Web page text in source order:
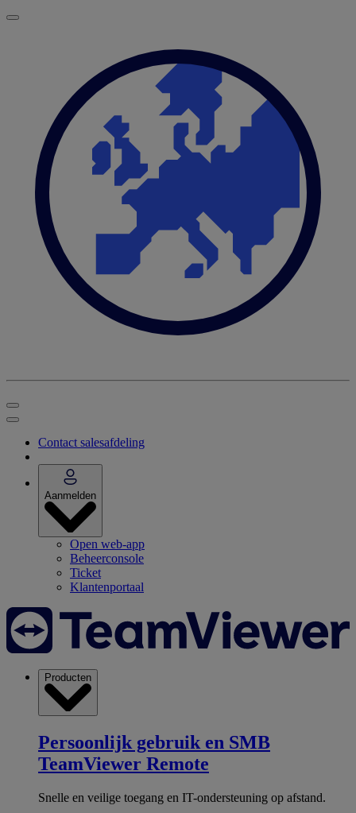
Contact salesafdeling
Aanmelden
Open web-app
Beheerconsole
Ticket
Klantenportaal
Producten
Persoonlijk gebruik en SMB
TeamViewer Remote
Snelle en veilige toegang en IT-ondersteuning op afstand.